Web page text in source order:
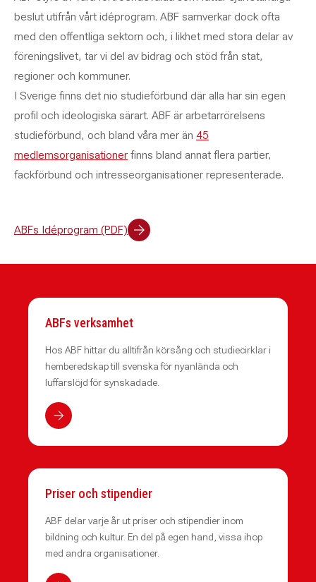
beslut utifrån vårt idéprogram. ABF samverkar dock ofta
med den offentliga sektorn och, i likhet med stora delar av
föreningslivet, tar vi del av bidrag och stöd från stat,
regioner och kommuner.
I Sverige finns det nio studieförbund där alla har sin egen
profil och ideologiska särart. ABF är arbetarrörelsens
studieförbund, och bland våra mer än 45
medlemsorganisationer finns bland annat flera partier,
fackförbund och intresseorganisationer representerade.
ABFs Idéprogram (PDF)
ABFs verksamhet
Hos ABF hittar du alltifrån körsång och studiecirklar i
hemberedskap till svenska för nyanlända och
luffarslöjd för synskadade.
Priser och stipendier
ABF delar varje år ut priser och stipendier inom
bildning och kultur. En del på egen hand, vissa ihop
med andra organisationer.